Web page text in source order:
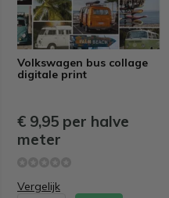
Volkswagen bus collage
digitale print
€ 9,95 per halve
meter
Vergelijk